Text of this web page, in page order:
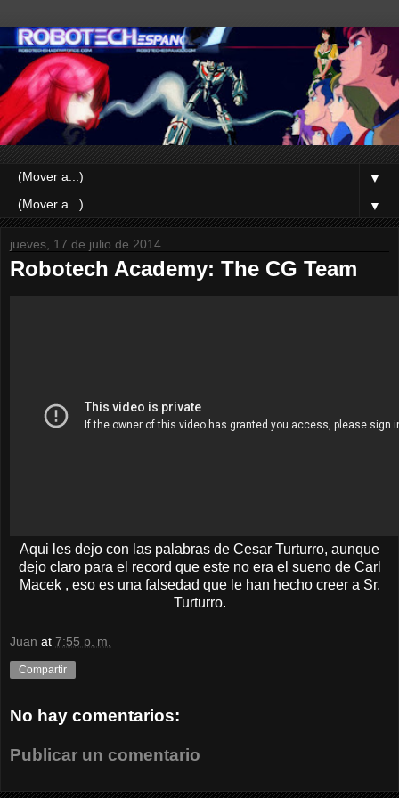
▼
▼
jueves, 17 de julio de 2014
Robotech Academy: The CG Team
Aqui les dejo con las palabras de Cesar Turturro, aunque
dejo claro para el record que este no era el sueno de Carl
Macek , eso es una falsedad que le han hecho creer a Sr.
Turturro.
Juan at 7:55 p. m.
Compartir
No hay comentarios:
Publicar un comentario